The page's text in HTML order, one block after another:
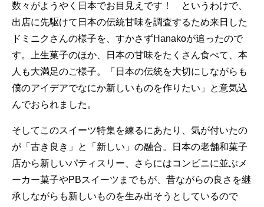
数々がようやく日本でお目見えです！ というわけで、
出店に先駆けて日本の伝統甘味を調査するため来日した
ドミニクさんの様子を、すかさずHanakoが追ったので
す。上生菓子のほか、日本の甘味をたくさん食べて、本
人も大満足のご様子。「日本の伝統を大切にしながらも
僕のアイデアでなにか新しいものを作りたい」と意気込
んでおられました。
そしてこのスイーツ特集を練るにあたり、気が付いたの
が「古き良き」と「新しい」の融合。日本の老舗和菓子
店から新しいパティスリー、さらにはコンビニに並ぶメ
ーカー菓子やPBスイーツまでもが、昔ながらの良さを継
承しながらも新しいものを生み出そうとしているので